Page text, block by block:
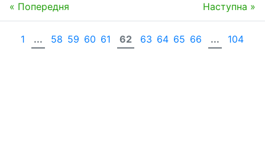
« Попередня Наступна »
1 ... 58 59 60 61 62 63 64 65 66 ... 104